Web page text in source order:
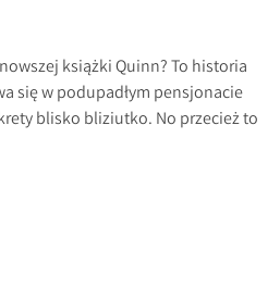
książki Quinn? To historia
się w podupadłym pensjonacie
blisko bliziutko. No przecież to